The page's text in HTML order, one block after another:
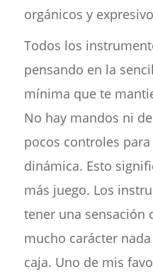
orgánicos y
Todos los
pensando en la
mínima que te
No hay mandos ni
pocos controles
dinámica. Esto
más juego. Los
tener una sensación
mucho carácter
caja. Uno de mis